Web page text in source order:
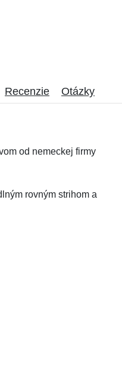
Recenzie Otázky
od nemeckej firmy
rovným strihom a